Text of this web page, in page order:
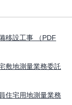
移設工事 （PDF
敷地測量業務委託
住宅用地測量業務